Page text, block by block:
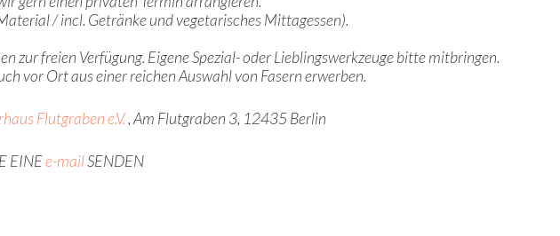
/ incl. Getränke und vegetarisches Mittagessen).
zur freien Verfügung. Eigene Spezial- oder Lieblingswerkzeuge bitte mitbringen.
vor Ort aus einer reichen Auswahl von Fasern erwerben.
Flutgraben e.V., Am Flutgraben 3, 12435 Berlin
EINEe-mailSENDEN